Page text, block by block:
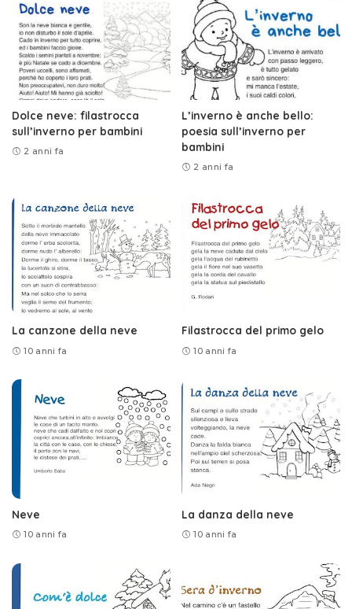
Dolce neve: filastrocca
sull’inverno per bambini
2 anni fa
L’inverno è anche bello:
poesia sull’inverno per
bambini
2 anni fa
La canzone della neve
10 anni fa
Filastrocca del primo gelo
10 anni fa
Neve
10 anni fa
La danza della neve
10 anni fa